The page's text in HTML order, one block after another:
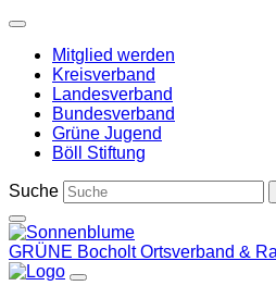
Weiter
Inhalt
Mitglied werden
Kreisverband
Landesverband
Bundesverband
Grüne Jugend
Böll Stiftung
Suche
GRÜNE BocholtOrtsverband &